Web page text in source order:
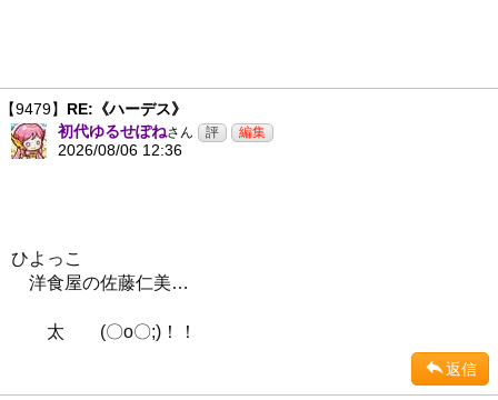
【9479】 RE:《ハーデス》
初代ゆるせぽねさん
2026/08/06 12:36
ひよっこ
洋食屋の佐藤仁美…
太 (〇o〇;)！！
返信